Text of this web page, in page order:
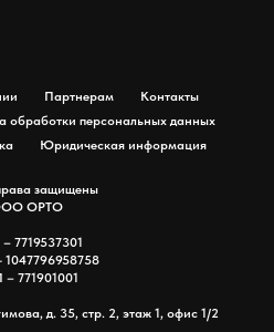
Партнерам
Контакты
обработки персональных данных
Юридическая информация
защищены
ОРТО
7719537301
771901001
д. 35, стр. 2, этаж 1, офис 1/2